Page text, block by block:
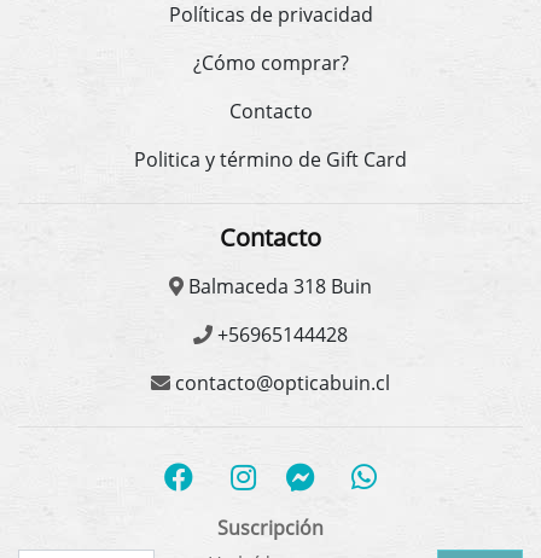
Políticas de privacidad
¿Cómo comprar?
Contacto
Politica y término de Gift Card
Contacto
Balmaceda 318 Buin
+56965144428
contacto@opticabuin.cl
Suscripción